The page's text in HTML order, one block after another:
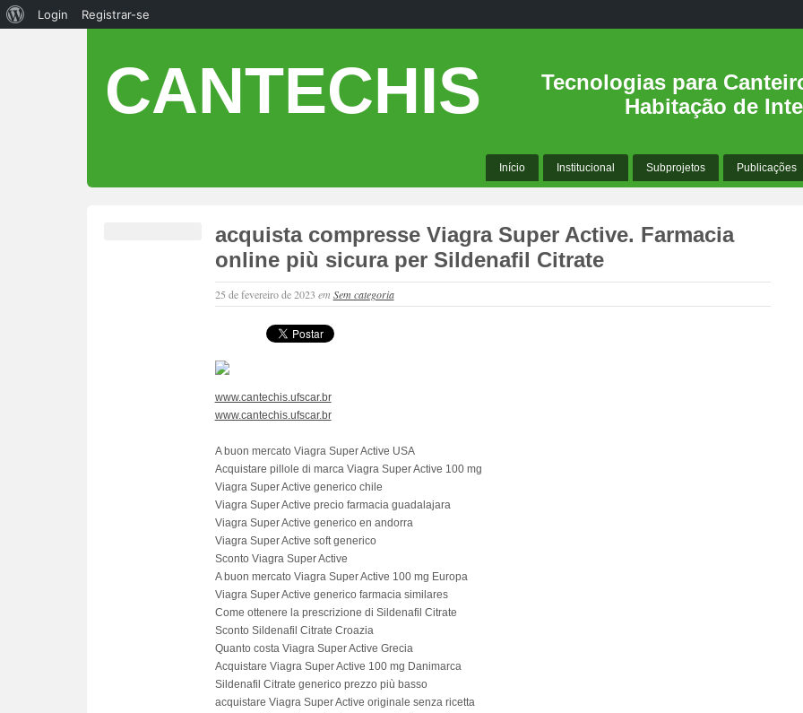
CANTECHIS
Tecnologias para
Habitação de
Início Institucional Subprojetos Publicações
acquista compresse Viagra Super Active. Farmacia
online più sicura per Sildenafil Citrate
25 de fevereiro de 2023 em Sem categoria
www.cantechis.ufscar.br
www.cantechis.ufscar.br
A buon mercato Viagra Super Active USA
Acquistare pillole di marca Viagra Super Active 100 mg
Viagra Super Active generico chile
Viagra Super Active precio farmacia guadalajara
Viagra Super Active generico en andorra
Viagra Super Active soft generico
Sconto Viagra Super Active
A buon mercato Viagra Super Active 100 mg Europa
Viagra Super Active generico farmacia similares
Come ottenere la prescrizione di Sildenafil Citrate
Sconto Sildenafil Citrate Croazia
Quanto costa Viagra Super Active Grecia
Acquistare Viagra Super Active 100 mg Danimarca
Sildenafil Citrate generico prezzo più basso
acquistare Viagra Super Active originale senza ricetta
Login Registrar-se